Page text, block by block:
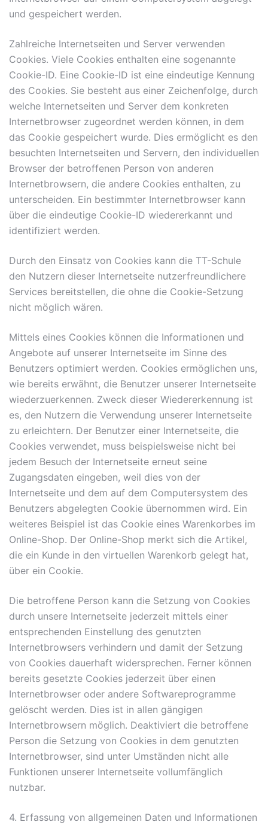
und gespeichert werden.
Zahlreiche Internetseiten und Server verwenden
Cookies. Viele Cookies enthalten eine sogenannte
Cookie-ID. Eine Cookie-ID ist eine eindeutige Kennung
des Cookies. Sie besteht aus einer Zeichenfolge, durch
welche Internetseiten und Server dem konkreten
Internetbrowser zugeordnet werden können, in dem
das Cookie gespeichert wurde. Dies ermöglicht es den
besuchten Internetseiten und Servern, den individuellen
Browser der betroffenen Person von anderen
Internetbrowsern, die andere Cookies enthalten, zu
unterscheiden. Ein bestimmter Internetbrowser kann
über die eindeutige Cookie-ID wiedererkannt und
identifiziert werden.
Durch den Einsatz von Cookies kann die TT-Schule
den Nutzern dieser Internetseite nutzerfreundlichere
Services bereitstellen, die ohne die Cookie-Setzung
nicht möglich wären.
Mittels eines Cookies können die Informationen und
Angebote auf unserer Internetseite im Sinne des
Benutzers optimiert werden. Cookies ermöglichen uns,
wie bereits erwähnt, die Benutzer unserer Internetseite
wiederzuerkennen. Zweck dieser Wiedererkennung ist
es, den Nutzern die Verwendung unserer Internetseite
zu erleichtern. Der Benutzer einer Internetseite, die
Cookies verwendet, muss beispielsweise nicht bei
jedem Besuch der Internetseite erneut seine
Zugangsdaten eingeben, weil dies von der
Internetseite und dem auf dem Computersystem des
Benutzers abgelegten Cookie übernommen wird. Ein
weiteres Beispiel ist das Cookie eines Warenkorbes im
Online-Shop. Der Online-Shop merkt sich die Artikel,
die ein Kunde in den virtuellen Warenkorb gelegt hat,
über ein Cookie.
Die betroffene Person kann die Setzung von Cookies
durch unsere Internetseite jederzeit mittels einer
entsprechenden Einstellung des genutzten
Internetbrowsers verhindern und damit der Setzung
von Cookies dauerhaft widersprechen. Ferner können
bereits gesetzte Cookies jederzeit über einen
Internetbrowser oder andere Softwareprogramme
gelöscht werden. Dies ist in allen gängigen
Internetbrowsern möglich. Deaktiviert die betroffene
Person die Setzung von Cookies in dem genutzten
Internetbrowser, sind unter Umständen nicht alle
Funktionen unserer Internetseite vollumfänglich
nutzbar.
4. Erfassung von allgemeinen Daten und Informationen